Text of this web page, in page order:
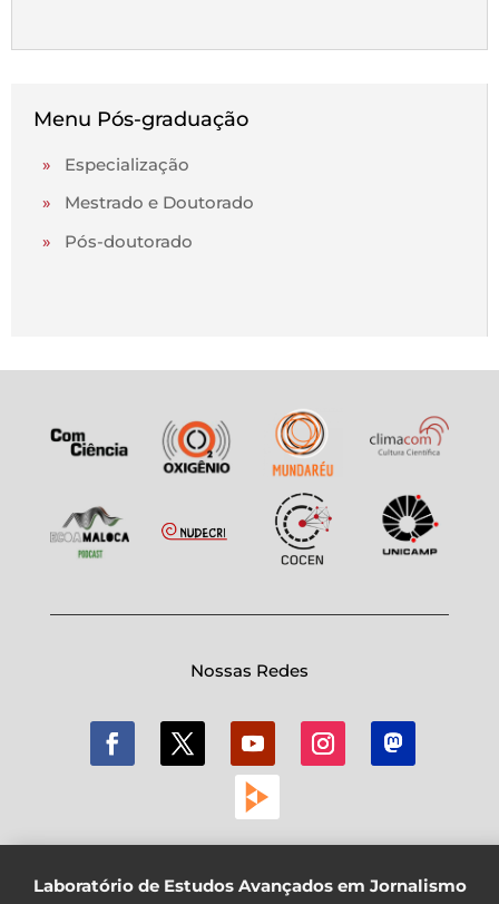
Menu Pós-graduação
» Especialização
» Mestrado e Doutorado
» Pós-doutorado
Nossas Redes
Laboratório de Estudos Avançados em Jornalismo